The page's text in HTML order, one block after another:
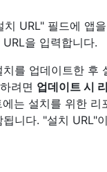
치 URL" 필드에 앱
을 입력합니다.
를 업데이트한 후
려면 업데이트 시
는 설치를 위한 리
니다. "설치 URL"